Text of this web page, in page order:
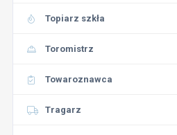
Topiarz szkła
Toromistrz
Towaroznawca
Tragarz